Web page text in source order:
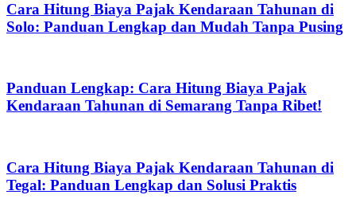
Cara Hitung Biaya Pajak Kendaraan Tahunan di
Solo: Panduan Lengkap dan Mudah Tanpa Pusing
Panduan Lengkap: Cara Hitung Biaya Pajak
Kendaraan Tahunan di Semarang Tanpa Ribet!
Cara Hitung Biaya Pajak Kendaraan Tahunan di
Tegal: Panduan Lengkap dan Solusi Praktis